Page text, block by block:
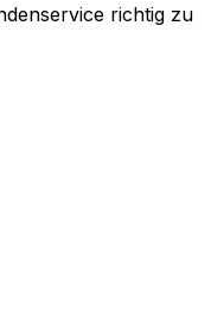
richtig zu